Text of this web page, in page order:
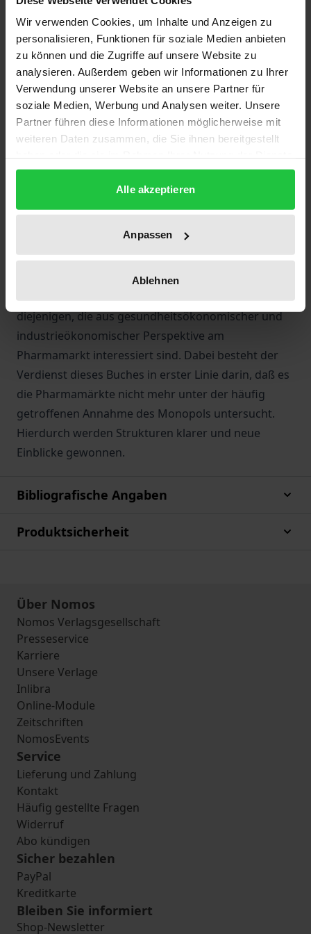
Wir verwenden Cookies, um Inhalte und Anzeigen zu
personalisieren, Funktionen für soziale Medien anbieten
zu können und die Zugriffe auf unsere Website zu
analysieren. Außerdem geben wir Informationen zu Ihrer
Verwendung unserer Website an unsere Partner für
soziale Medien, Werbung und Analysen weiter. Unsere
Partner führen diese Informationen möglicherweise mit
weiteren Daten zusammen, die Sie ihnen bereitgestellt
gesammelt haben.
Alle akzeptieren
Anpassen
Ablehnen
Der internationale Pharmamarkt zerfällt nicht nur in
therapeutische, sondern auch – durch die
unterschiedlichen nationalen Bestimmungen zur
Marktzulassung, Preisfestsetzung und
Kostenübernahme durch die sozialen
Gesundheitssysteme – in nationale Teilmärkte.
industrieökonomischer Modelle zeigt, bei
international agierenden und im Wettbewerb
stehenden Unternehmen nicht nur die Preise und
angebotenen Produkte in dem regulierenden Land,
sondern auch auf den nicht regulierten Märkten
diejenigen, die aus gesundheitsökonomischer und
industrieökonomischer Perspektive am
Pharmamarkt interessiert sind. Dabei besteht der
Verdienst dieses Buches in erster Linie darin, daß es
die Pharmamärkte nicht mehr unter der häufig
getroffenen Annahme des Monopols untersucht.
Hierdurch werden Strukturen klarer und neue
Einblicke gewonnen.
Bibliografische Angaben
Produktsicherheit
Über Nomos
Nomos Verlagsgesellschaft
Presseservice
Karriere
Unsere Verlage
Inlibra
Online-Module
Zeitschriften
NomosEvents
Service
Lieferung und Zahlung
Kontakt
Häufig gestellte Fragen
Widerruf
Abo kündigen
Sicher bezahlen
PayPal
Kreditkarte
Bleiben Sie informiert
Shop-Newsletter